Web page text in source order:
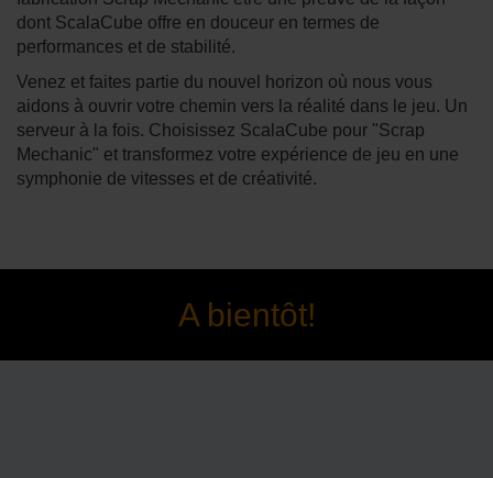
dont ScalaCube offre en douceur en termes de
performances et de stabilité.
Venez et faites partie du nouvel horizon où nous vous
aidons à ouvrir votre chemin vers la réalité dans le jeu. Un
serveur à la fois. Choisissez ScalaCube pour "Scrap
Mechanic" et transformez votre expérience de jeu en une
symphonie de vitesses et de créativité.
A bientôt!